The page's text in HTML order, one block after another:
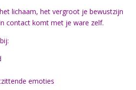
lichaam, het vergroot je bewustzijn
contact komt met je ware zelf.
emoties